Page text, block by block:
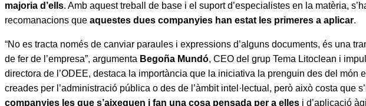
majoria d’ells. Amb aquest treball de base i el suport d’especialistes en la matèria,
recomanacions que aquestes dues companyies han estat les primeres a aplicar.
“No es tracta només de canviar paraules i expressions d’alguns documents, és una
de fer de l’empresa”, argumenta Begoña Mundó, CEO del grup Tema Litoclean i
directora de l’ODEE, destaca la importància que la iniciativa la prenguin des del món
creades per l’administració pública o des de l’àmbit intel·lectual, però això costa que
companyies les que s’aixequen i fan una cosa pensada per a elles i d’aplicació